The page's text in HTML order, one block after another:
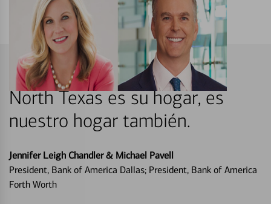
North Texas es su hogar, es
nuestro hogar también.
Jennifer Leigh Chandler & Michael Pavell
President, Bank of America Dallas; President, Bank of America
Forth Worth